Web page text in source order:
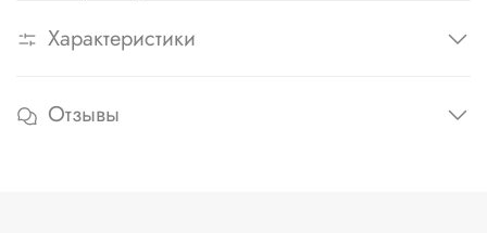
Характеристики
Отзывы